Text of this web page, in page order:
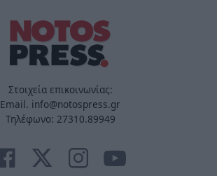
Στοιχεία επικοινωνίας:
Email. info@notospress.gr
Τηλέφωνο: 27310.89949